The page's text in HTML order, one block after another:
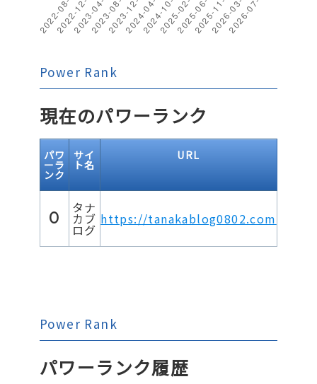
Power Rank
現在のパワーランク
パワ
ーラ
ンク
サイ
ト名
URL
0
タナ
カブ
ログ
https://tanakablog0802.com
Power Rank
パワーランク履歴